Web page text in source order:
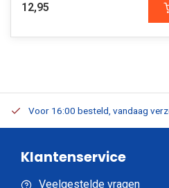
12,95
Voor 16:00 besteld, vandaag
Klantenservice
Veelgestelde vragen